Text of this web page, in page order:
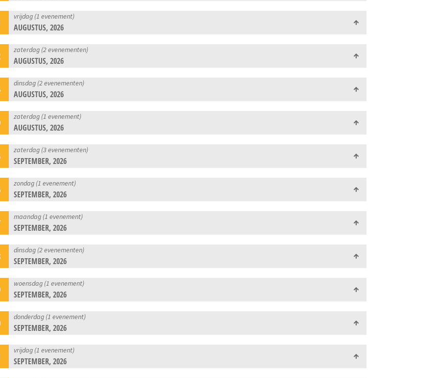
vrijdag (1 evenement)
AUGUSTUS, 2026
zaterdag (2 evenementen)
AUGUSTUS, 2026
dinsdag (2 evenementen)
AUGUSTUS, 2026
zaterdag (1 evenement)
AUGUSTUS, 2026
zaterdag (3 evenementen)
SEPTEMBER, 2026
zondag (1 evenement)
SEPTEMBER, 2026
maandag (1 evenement)
SEPTEMBER, 2026
dinsdag (2 evenementen)
SEPTEMBER, 2026
woensdag (1 evenement)
SEPTEMBER, 2026
donderdag (1 evenement)
SEPTEMBER, 2026
vrijdag (1 evenement)
SEPTEMBER, 2026